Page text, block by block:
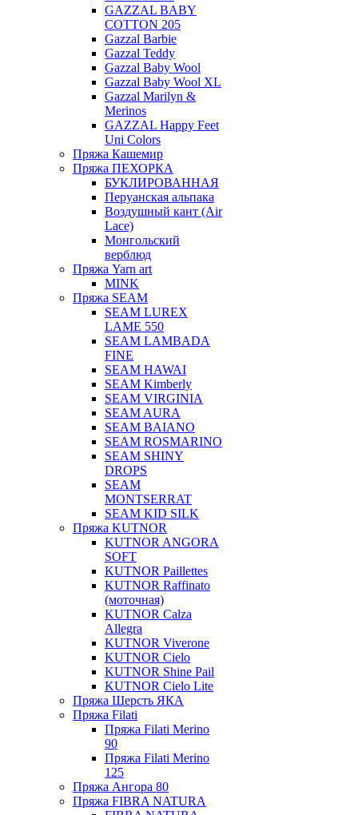
GAZZAL BABY
COTTON 205
Gazzal Barbie
Gazzal Teddy
Gazzal Baby Wool
Gazzal Baby Wool XL
Gazzal Marilyn &
Merinos
GAZZAL Happy Feet
Uni Colors
Пряжа Кашемир
Пряжа ПЕХОРКА
БУКЛИРОВАННАЯ
Перуанская альпака
Воздушный кант (Air
Lace)
Монгольский
верблюд
Пряжа Yarn art
MINK
Пряжа SEAM
SEAM LUREX
LAME 550
SEAM LAMBADA
FINE
SEAM HAWAI
SEAM Kimberly
SEAM VIRGINIA
SEAM AURA
SEAM BAIANO
SEAM ROSMARINO
SEAM SHINY
DROPS
SEAM
MONTSERRAT
SEAM KID SILK
Пряжа KUTNOR
KUTNOR ANGORA
SOFT
KUTNOR Paillettes
KUTNOR Raffinato
(моточная)
KUTNOR Calza
Allegra
KUTNOR Viverone
KUTNOR Cielo
KUTNOR Shine Pail
KUTNOR Cielo Lite
Пряжа Шерсть ЯКА
Пряжа Filati
Пряжа Filati Merino
90
Пряжа Filati Merino
125
Пряжа Ангора 80
Пряжа FIBRA NATURA